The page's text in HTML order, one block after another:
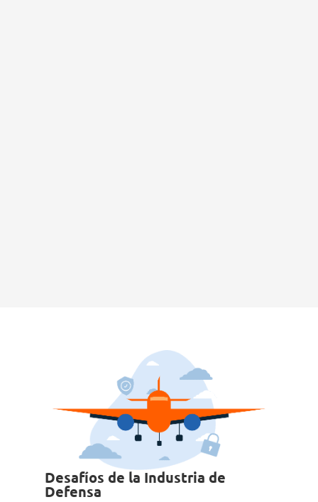
Desafíos de la Industria de
Defensa